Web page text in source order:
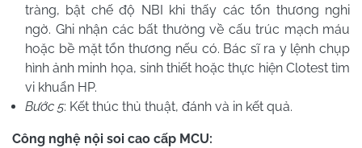
tràng, bật chế độ NBI khi thấy các tổn thương nghi
ngờ. Ghi nhận các bất thường về cấu trúc mạch máu
hoặc bề mặt tổn thương nếu có. Bác sĩ ra y lệnh chụp
hình ảnh minh họa, sinh thiết hoặc thực hiện Clotest tìm
vi khuẩn HP.
Bước 5: Kết thúc thủ thuật, đánh và in kết quả.
Công nghệ nội soi cao cấp MCU: